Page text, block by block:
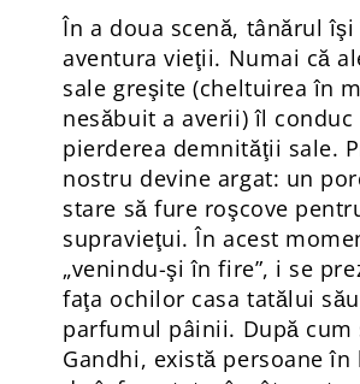
În a doua scenă, tânărul
aventura vieţii. Numai că
sale greşite (cheltuirea în
nesăbuit a averii) îl conduc
pierderea demnităţii sale.
nostru devine argat: un
stare să fure roşcove
supravieţui. În acest
„venindu-şi în fire”, i se
faţa ochilor casa tatălui
parfumul pâinii. După cum
Gandhi, există persoane în